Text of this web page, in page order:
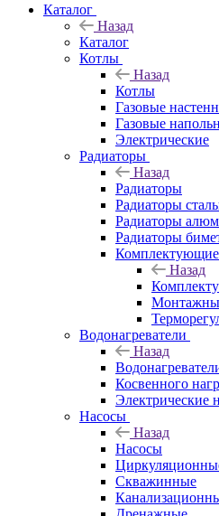
Каталог
Назад
Каталог
Котлы
Назад
Котлы
Газовые
Газовые
Электрические
Радиаторы
Назад
Радиаторы
Радиаторы
Радиаторы
Радиаторы
Комплектующие
Назад
Водонагреватели
Назад
Косвенного
Электрические
Насосы
Назад
Насосы
Скважинные